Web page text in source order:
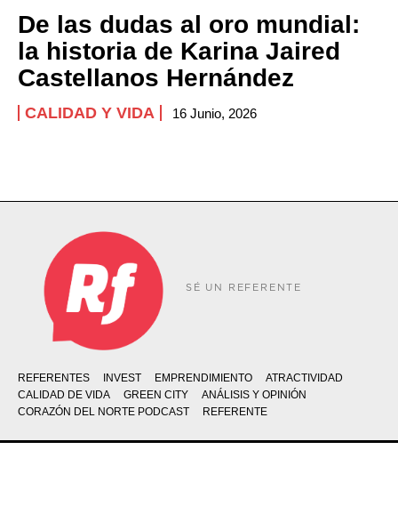
De las dudas al oro mundial:
la historia de Karina Jaired
Castellanos Hernández
CALIDAD Y VIDA 16 Junio, 2026
SÉ UN REFERENTE
REFERENTES INVEST EMPRENDIMIENTO
ATRACTIVIDAD
CALIDAD DE VIDA
GREEN CITY
ANÁLISIS Y OPINIÓN
CORAZÓN DEL NORTE PODCAST
REFERENTE